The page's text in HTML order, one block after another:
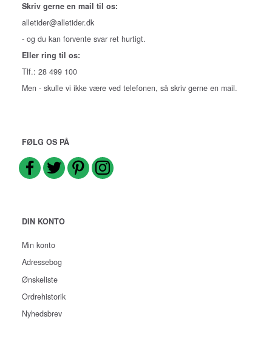
Skriv gerne en mail til os:
alletider@alletider.dk
- og du kan forvente svar ret hurtigt.
Eller ring til os:
Tlf.: 28 499 100
Men - skulle vi ikke være ved telefonen, så skriv gerne en mail.
FØLG OS PÅ
DIN KONTO
Min konto
Adressebog
Ønskeliste
Ordrehistorik
Nyhedsbrev